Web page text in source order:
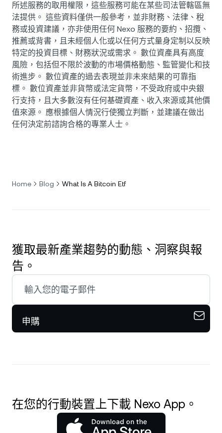
所述服務的取用權限，這些服務可能在某些司法管轄區無
法提供。 這些資料僅供一般參考，並非財務、法律、稅
務或投資建議，亦非使用任何 Nexo 服務的要約、招攬、
推薦或背書，且未經個人化或以任何方式量身定制以反映
特定的投資目標、財務狀況或需求。 數位資產具有高度
風險，包括但不限於波動的市場價格動態、監管變化和技
術進步。 數位資產的過去表現並非未來結果的可靠指
標。 數位資產並非貨幣或法定貨幣，不受政府或中央銀
行支持，且大多數沒有任何基礎資產、收入來源或其他價
值來源。 應根據個人情況行使獨立判斷，並建議在做出
任何決定前諮詢合格的專業人士。
Home Blog What Is A Bitcoin Etf
獲取最新產業趨勢的動態、洞察與報
告。
申購
在您的行動裝置上下載 Nexo App。